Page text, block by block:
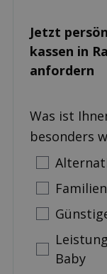
Jetzt
kassen in
anfordern
Was ist
besonders
Baby